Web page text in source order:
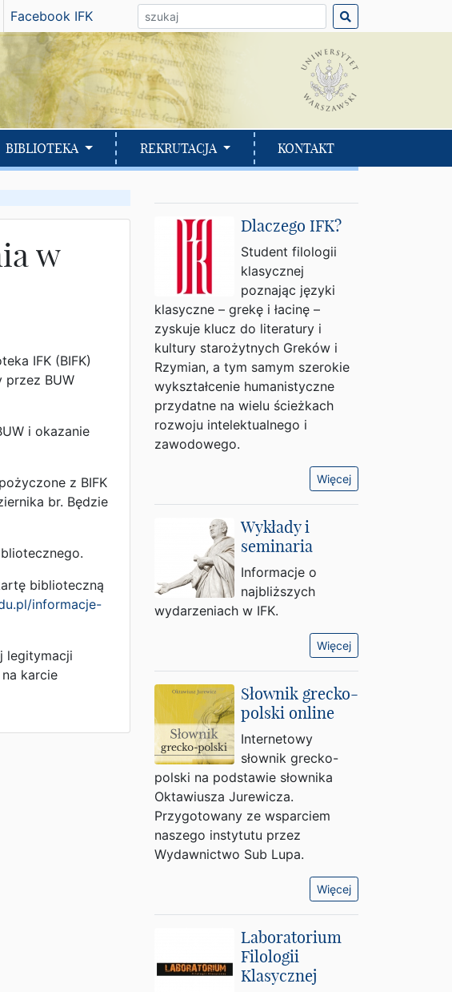
Facebook IFKHasło do wyszukania:
BIBLIOTEKA REKRUTACJA KONTAKT
w
IFK (BIFK)
przez BUW
i okazanie
z BIFK
br. Będzie
biblioteczną
informacje-
legitymacji
karcie
Dlaczego IFK?
Student filologii
klasycznej
poznając języki
klasyczne – grekę i łacinę –
zyskuje klucz do literatury i
kultury starożytnych Greków i
Rzymian, a tym samym szerokie
wykształcenie humanistyczne
przydatne na wielu ścieżkach
rozwoju intelektualnego i
zawodowego.
Więcej
Wykłady i
seminaria
Informacje o
najbliższych
wydarzeniach w IFK.
Więcej
Słownik grecko-
polski online
Internetowy
słownik grecko-
polski na podstawie słownika
Oktawiusza Jurewicza.
Przygotowany ze wsparciem
naszego instytutu przez
Wydawnictwo Sub Lupa.
Więcej
Laboratorium
Filologii
Klasycznej